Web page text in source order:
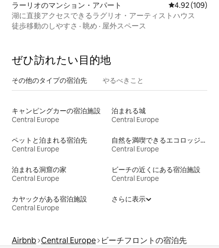
ラーリオのマンション・アパート レビュー109
4.92 (109)
湖に直接アクセスできるラグリオ・アーティストハウス
徒歩移動のしやすさ · 眺め · 屋外スペース
ぜひ訪⁠れ⁠た⁠い目⁠的⁠地
その他のタ⁠イ⁠プ⁠の宿⁠泊⁠先 やるべきこと
キャンピングカーの宿泊施設
Central Europe
泊まれる城
Central Europe
ペットと泊まれる宿泊先
Central Europe
自然を満喫できるエコロッジの宿泊施設
Central Europe
泊まれる洞窟の家
Central Europe
ビーチの近くにある宿泊施設
Central Europe
カヤックがある宿泊施設
Central Europe
さらに表示
Airbnb Central Europe ビーチフロントの宿泊先